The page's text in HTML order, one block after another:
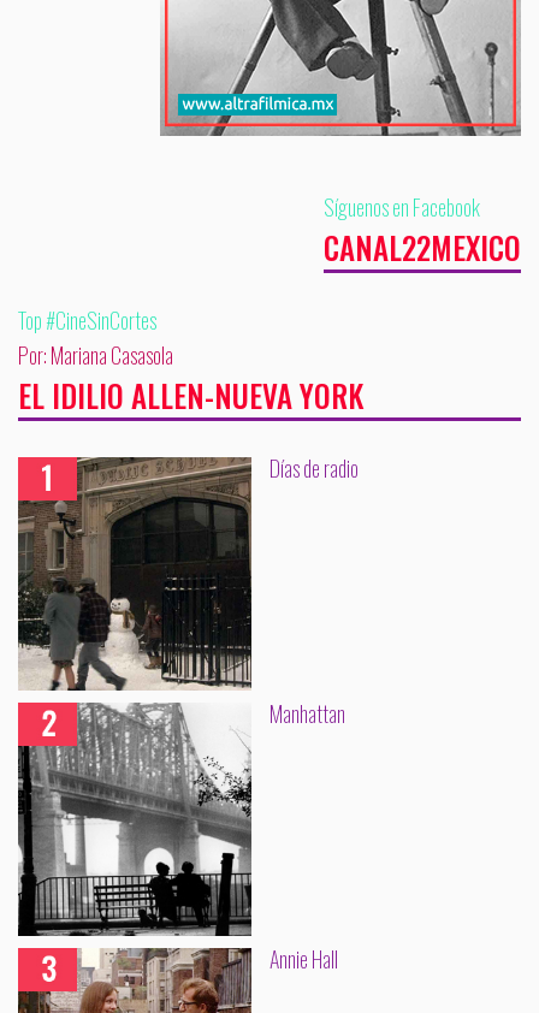
Síguenos en Facebook
CANAL22MEXICO
Top #CineSinCortes
Por: Mariana Casasola
EL IDILIO ALLEN-NUEVA YORK
Días de radio
Manhattan
Annie Hall